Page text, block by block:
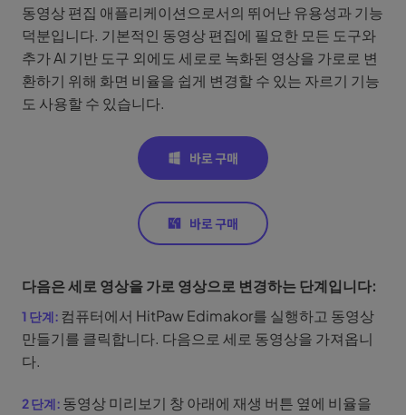
동영상 편집 애플리케이션으로서의 뛰어난 유용성과 기능
덕분입니다. 기본적인 동영상 편집에 필요한 모든 도구와
추가 AI 기반 도구 외에도 세로로 녹화된 영상을 가로로 변
환하기 위해 화면 비율을 쉽게 변경할 수 있는 자르기 기능
도 사용할 수 있습니다.
다음은 세로 영상을 가로 영상으로 변경하는 단계입니다:
컴퓨터에서 HitPaw Edimakor를 실행하고 동영상
만들기를 클릭합니다. 다음으로 세로 동영상을 가져옵니
다.
동영상 미리보기 창 아래에 재생 버튼 옆에 비율을